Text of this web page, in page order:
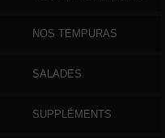
NOS TEMPURAS
SALADES
SUPPLÉMENTS